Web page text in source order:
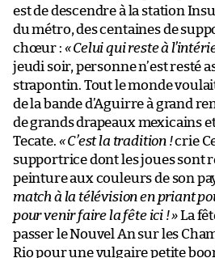
est de descendre à la station
du métro, des centaines de
chœur : «Celui qui reste à
jeudi soir, personne n’est resté
strapontin. Tout le monde
de la bande d’Aguirre à grand
de grands drapeaux mexicains
Tecate. «C’est la tradition !crie
supportrice dont les joues sont
peinture aux couleurs de son
match à la télévision en priant
pour venir faire la fête ici !»La
passer le Nouvel An sur les
Rio pour une vulgaire petite